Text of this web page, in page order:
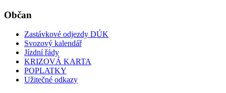
Občan
Zastávkové odjezdy DÚK
Svozový kalendář
Jízdní řády
KRIZOVÁ KARTA
POPLATKY
Užitečné odkazy